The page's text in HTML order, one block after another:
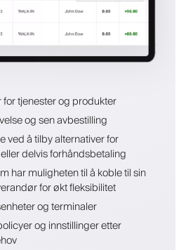
tjenester og produkter
og sen avbestilling
ved å tilby alternativer for
delvis forhåndsbetaling
har muligheten til å koble til sin
for økt fleksibilitet
og terminaler
og innstillinger etter